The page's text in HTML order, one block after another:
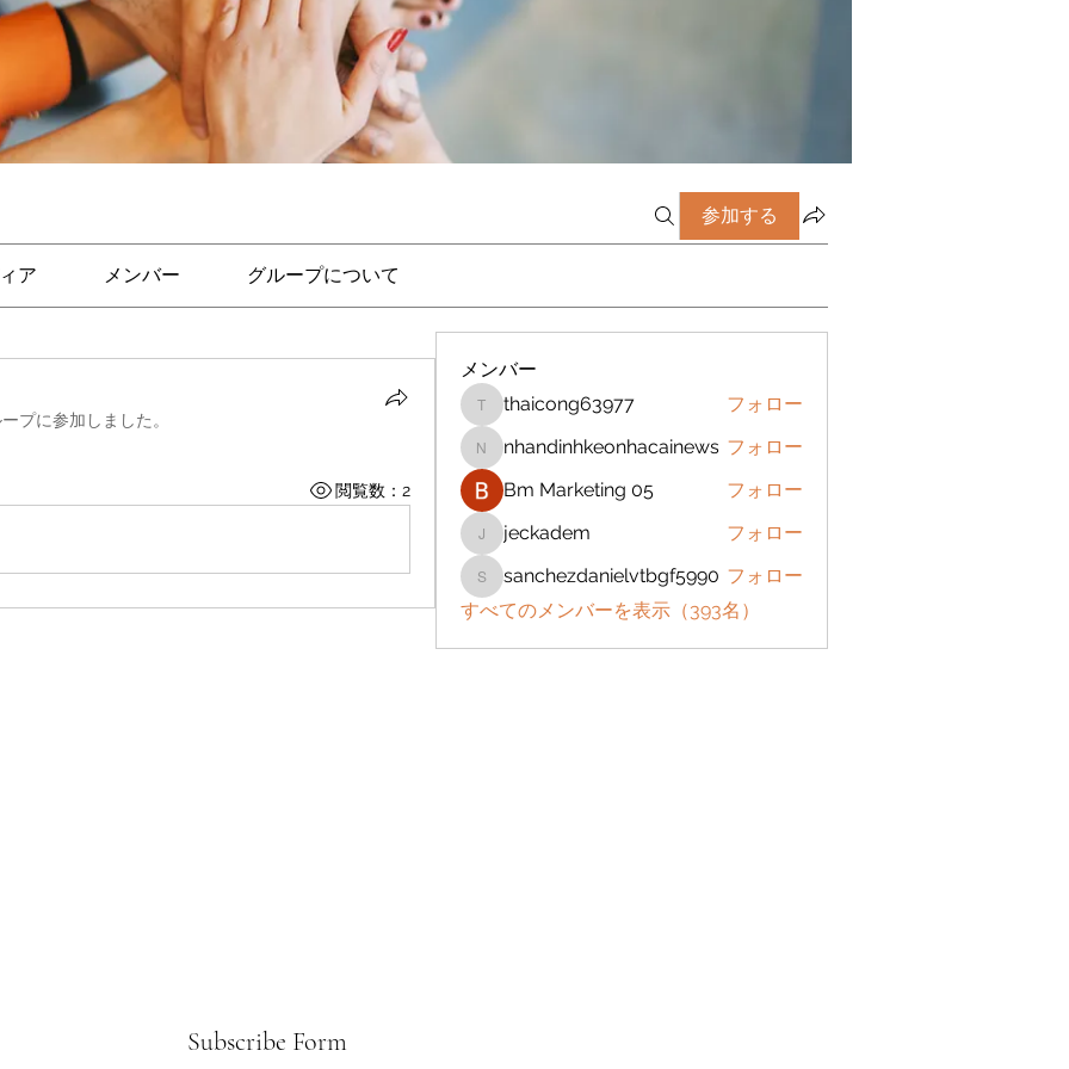
参加する
ア メンバー グループについて
プに参加しました。
閲覧数：2
メンバー
thaicong63977
thaicong63977 フォロー
nhandinhkeonhacainews
nhandinhkeonhacainews フォロー
Bm Marketing 05
フォロー
jeckadem
jeckadem フォロー
sanchezdanielvtbgf5990
sanchezdanielvtbgf5990 フォロー
すべてのメンバーを表示（393名）
Subscribe Form